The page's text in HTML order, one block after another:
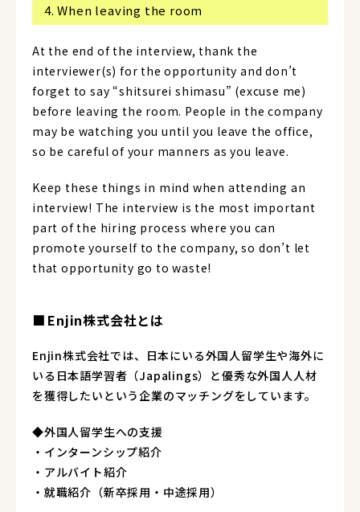
4. When leaving the room
At the end of the interview, thank the
interviewer(s) for the opportunity and don’t
forget to say “shitsurei shimasu” (excuse me)
before leaving the room. People in the company
may be watching you until you leave the office,
so be careful of your manners as you leave.
Keep these things in mind when attending an
interview! The interview is the most important
part of the hiring process where you can
promote yourself to the company, so don’t let
that opportunity go to waste!
Enjin株式会社とは
Enjin株式会社では、日本にいる外国人留学生や海外に
いる日本語学習者（Japalings）と優秀な外国人人材
を獲得したいという企業のマッチングをしています。
◆外国人留学生への支援
・インターンシップ紹介
・アルバイト紹介
・就職紹介（新卒採用・中途採用）